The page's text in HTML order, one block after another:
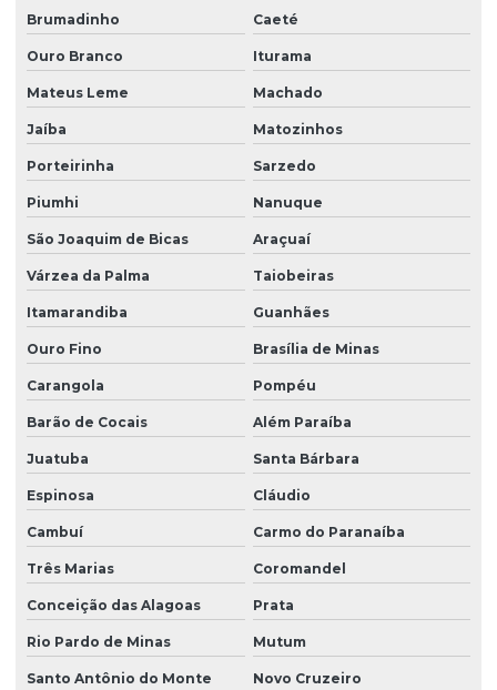
Brumadinho Caeté
Ouro Branco Iturama
Mateus Leme Machado
Jaíba Matozinhos
Porteirinha Sarzedo
Piumhi Nanuque
São Joaquim de Bicas Araçuaí
Várzea da Palma Taiobeiras
Itamarandiba Guanhães
Ouro Fino Brasília de Minas
Carangola Pompéu
Barão de Cocais Além Paraíba
Juatuba Santa Bárbara
Espinosa Cláudio
Cambuí Carmo do Paranaíba
Três Marias Coromandel
Conceição das Alagoas Prata
Rio Pardo de Minas Mutum
Santo Antônio do Monte Novo Cruzeiro